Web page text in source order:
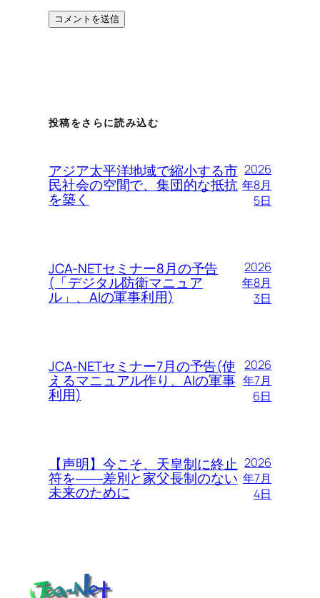
投稿をさらに読み込む
アジア太平洋地域で縮小する市
民社会の空間で、集団的な抵抗
を築く
2026
年8月
5日
JCA-NETセミナー8月の予告
(「デジタル防衛マニュア
ル」、AIの軍事利用)
2026
年8月
3日
JCA-NETセミナー7月の予告(使
えるマニュアル作り、AIの軍事
利用)
2026
年7月
6日
【声明】今こそ、天皇制に終止
符を――差別と家父長制のない
未来のために
2026
年7月
4日